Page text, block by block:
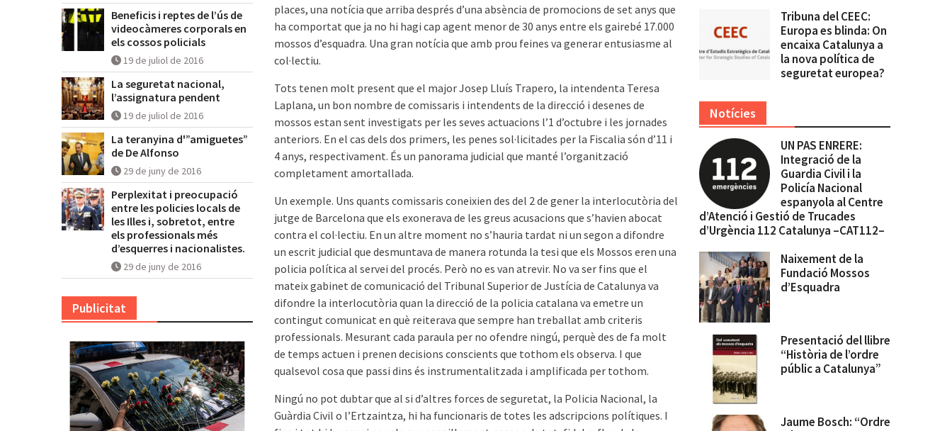
places, una notícia que arriba després d’una absència de promocions de set anys que
ha comportat que ja no hi hagi cap agent menor de 30 anys entre els gairebé 17.000
mossos d’esquadra. Una gran notícia que amb prou feines va generar entusiasme al
­col·lectiu.
Tots tenen molt present que el major Josep Lluís Trapero, la intendenta Teresa
Laplana, un bon nombre de comissaris i intendents de la direcció i desenes de
mossos estan sent investigats per les seves actuacions l’1 d’octubre i les jornades
anteriors. En el cas dels dos primers, les penes sol·licitades per la Fiscalia són d’11 i
4 anys, respectivament. És un panorama judicial que manté l’organització
completament amortallada.
Un exemple. Uns quants comissaris coneixien des del 2 de gener la interlocutòria del
jutge de Barcelona que els exonerava de les greus acusacions que s’havien abocat
contra el col·lectiu. En un altre moment no s’hauria tardat ni un segon a difondre
un escrit judicial que desmuntava de manera rotunda la tesi que els Mossos eren una
po­licia política al servei del procés. Però no es van atrevir. No va ser fins que el
mateix gabinet de comunicació del Tribunal Superior de Justícia de Catalunya va
difondre la interlocutòria quan la direcció de la policia catalana va emetre un
contingut comunicat en què ­reiterava que sempre han treballat amb criteris
professionals. Me­surant cada paraula per no ofendre ningú, perquè des de fa molt
de temps actuen i prenen decisions conscients que tothom els observa. I que
qualsevol cosa que passi dins és instrumentalitzada i amplificada per tothom.
Ningú no pot dubtar que al si d’altres forces de seguretat, la Po­licia Nacional, la
Guàrdia Civil o l’Ertzaintza, hi ha funcionaris de totes les adscripcions polítiques. I
Tribuna del CEEC:
Europa es blinda: On
encaixa Catalunya a
la nova política de
seguretat europea?
Notícies
UN PAS ENRERE:
Integració de la
Guardia Civil i la
Policía Nacional
espanyola al Centre
d’Atenció i Gestió de Trucades
d’Urgència 112 Catalunya –CAT112–
Naixement de la
Fundació Mossos
d’Esquadra
Presentació del llibre
“Història de l’ordre
públic a Catalunya”
Jaume Bosch: “Ordre
Beneficis i reptes de l’ús de
videocàmeres corporals en
els cossos policials
19 de juliol de 2016
La seguretat nacional,
l’assignatura pendent
19 de juliol de 2016
La teranyina d'”amiguetes”
de De Alfonso
29 de juny de 2016
Perplexitat i preocupació
entre les policies locals de
les Illes i, sobretot, entre
els professionals més
d’esquerres i nacionalistes.
29 de juny de 2016
Publicitat